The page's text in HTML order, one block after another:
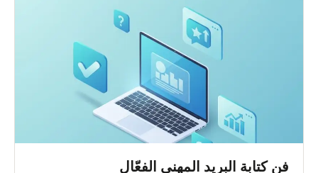
فن كتابة البريد المهني الفعّال